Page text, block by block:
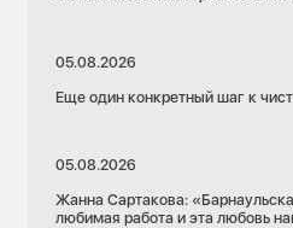
05.08.2026
Еще один конкретный шаг к
05.08.2026
Жанна Сартакова:
любимая работа и эта любовь